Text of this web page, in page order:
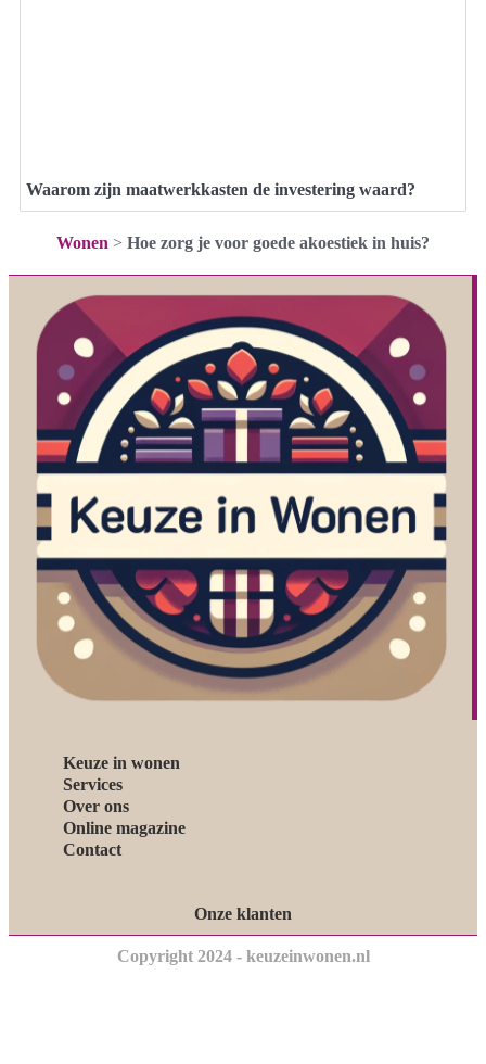
Waarom zijn maatwerkkasten de investering waard?
Wonen > Hoe zorg je voor goede akoestiek in huis?
Keuze in wonen
Services
Over ons
Online magazine
Contact
Onze klanten
Copyright 2024 - keuzeinwonen.nl